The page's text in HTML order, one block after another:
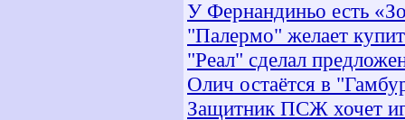
У Фернандиньо есть
"Палермо" желает
"Реал" сделал
Олич остаётся в
Защитник ПСЖ хочет